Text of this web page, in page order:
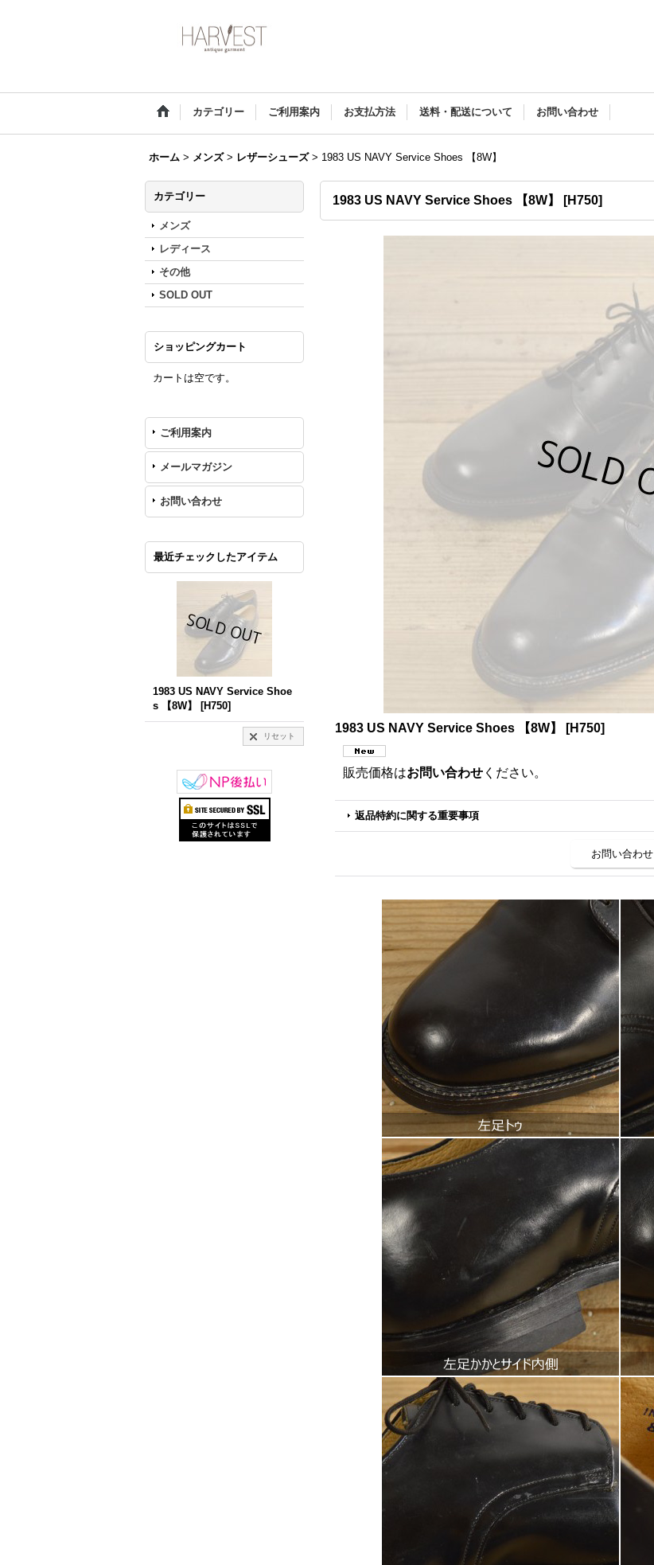
カテゴリー ご利用案内 お支払方法 送料・配送について お問い合わせ
ホーム > メンズ > レザーシューズ > 1983 US NAVY Service Shoes 【8W】
カテゴリー
メンズ
レディース
その他
SOLD OUT
ショッピングカート
カートは空です。
ご利用案内
メールマガジン
お問い合わせ
最近チェックしたアイテム
1983 US NAVY Service Shoe
s 【8W】
[H750]
リセット
1983 US NAVY Service Shoes 【8W】 [H750]
1983 US NAVY Service Shoes 【8W】 [H750]
販売価格はお問い合わせ ください。
返品特約に関する重要事項
お問い合わせ